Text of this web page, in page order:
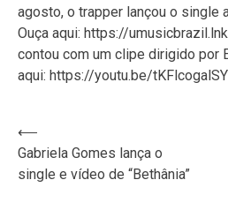
agosto, o trapper lançou o single
Ouça aqui: https://
contou com um clipe dirigido por
aqui: https://youtu.be/
Navegação
de
Post
⟵
Gabriela Gomes lança o
single e vídeo de “Bethânia”